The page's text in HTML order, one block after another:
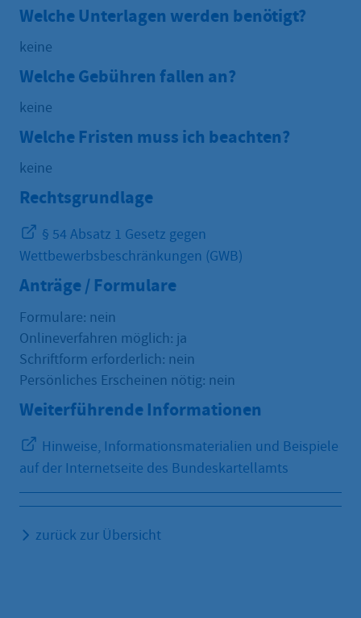
Welche Unterlagen werden benötigt?
keine
Welche Gebühren fallen an?
keine
Welche Fristen muss ich beachten?
keine
Rechtsgrundlage
§ 54 Absatz 1 Gesetz gegen
Wettbewerbsbeschränkungen (GWB)
Anträge / Formulare
Formulare: nein
Onlineverfahren möglich: ja
Schriftform erforderlich: nein
Persönliches Erscheinen nötig: nein
Weiterführende Informationen
Hinweise, Informationsmaterialien und Beispiele
auf der Internetseite des Bundeskartellamts
zurück zur Übersicht